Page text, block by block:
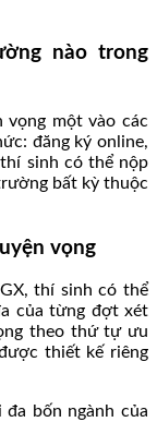
nào trong
vọng một vào các
đăng ký online,
sinh có thể nộp
bất kỳ thuộc
vọng
thí sinh có thể
của từng đợt xét
theo thứ tự ưu
thiết kế riêng
bốn ngành của